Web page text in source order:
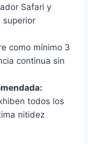
Safari y
superior
como mínimo 3
continua sin
todos los
nitidez